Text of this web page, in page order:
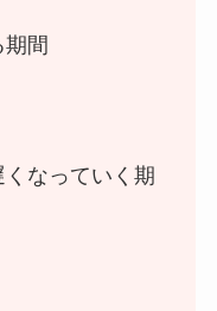
間
なっていく期